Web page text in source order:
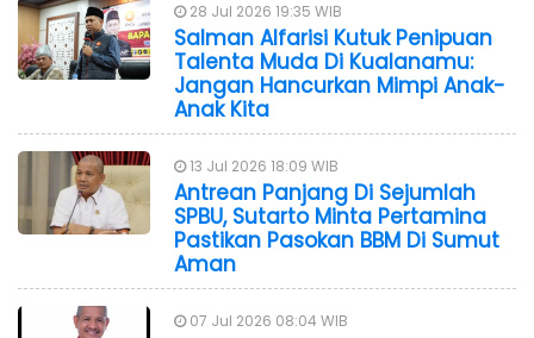
28 Jul 2026 19:35 WIB
Salman Alfarisi Kutuk Penipuan
Talenta Muda Di Kualanamu:
Jangan Hancurkan Mimpi Anak-
Anak Kita
13 Jul 2026 18:09 WIB
Antrean Panjang Di Sejumlah
SPBU, Sutarto Minta Pertamina
Pastikan Pasokan BBM Di Sumut
Aman
07 Jul 2026 08:04 WIB